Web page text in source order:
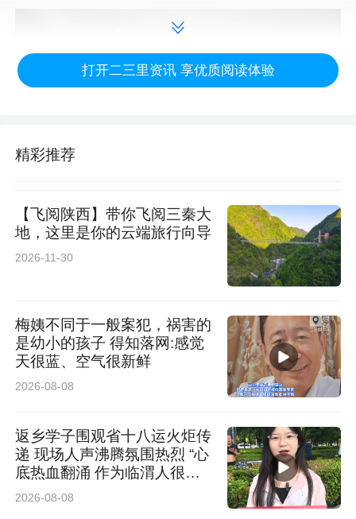
文化传媒学院杜比审听混录调色实验室
过去，传媒类专业毕业生发展路径清晰，大多奔
事记者、编辑、主持人等工作。
而今，传媒作为一种底层能力渗入了几乎所有行
创作的内容策划人才，消费品牌亟须精通全域运
营的实战操盘手……“每个公司都在成为媒体公
司”，这是时代观察，也是西安欧亚学院新传媒教
打开二三里资讯 享优质阅读体验
精彩推荐
【飞阅陕西】带你飞阅三秦大
地，这里是你的云端旅行向导
2026-11-30
梅姨不同于一般案犯，祸害的
是幼小的孩子 得知落网:感觉
天很蓝、空气很新鲜
2026-08-08
返乡学子围观省十八运火炬传
递 现场人声沸腾氛围热烈 “心
底热血翻涌 作为临渭人很荣
耀”
2026-08-08